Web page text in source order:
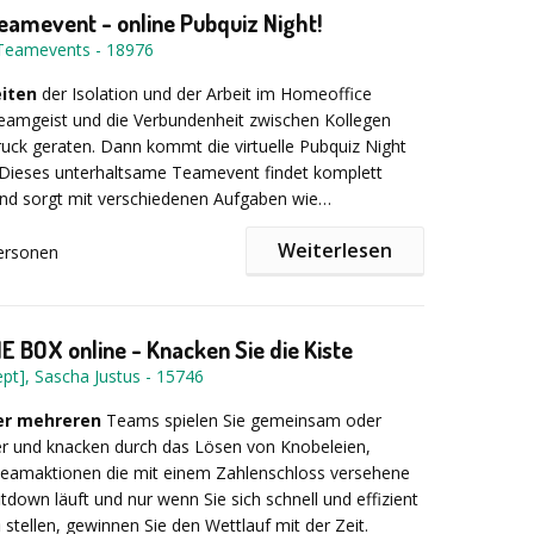
& individuelle Konzepte
& erfahrenes Personal
Produkte vom lokalen Metzger
Logistik (Gläser, Kühlanhänger)
(Geschirr, Besteck, Buffet-Ausstattung)
einzigartig!
- online Pubquiz Night!
- 18976
der Isolation und der Arbeit im Homeoffice
und die Verbundenheit zwischen Kollegen
geraten. Dann kommt die virtuelle Pubquiz Night
unterhaltsame Teamevent findet komplett
sorgt mit verschiedenen Aufgaben wie
usw. für einen ordentlichen Motivationsschub, viel
50 bis 100 Minuten (in der Regel 85 Minuten) ist
garantiert, sondern die Teilnehmer kommen auch
ins Gespräch, wodurch das Wir-Gefühl in der
wird. Alle Teilnehmer können von ihrem Homeoffice
mit ihrem Mobiltelefon, Tablet,
an der Veranstaltung teilnehmen. Über einen
jeder Teilnehmer ohne Installation eines
einen beliebigen Browser anwesend sein und die
Ihr Wissen auf die Probe zu stellen und eine
Veranstaltung mit viel Spaß im Team zu genießen?
jetzt Ihre persönliche Online-Pubquiz-Nacht!
Weiterlesen
BOX online - Knacken Sie die Kiste
Sascha Justus - 15746
mehreren Teams spielen Sie gemeinsam oder
und knacken durch das Lösen von Knobeleien,
die mit einem Zahlenschloss versehene
läuft und nur wenn Sie sich schnell und effizient
stellen, gewinnen Sie den Wettlauf mit der Zeit.